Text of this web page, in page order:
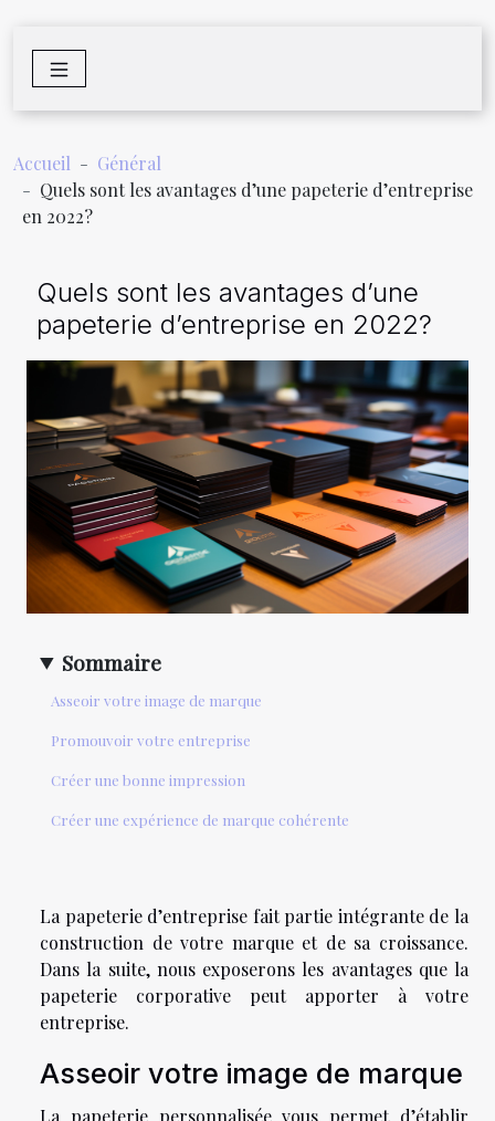
Accueil
Général
Quels sont les avantages d’une papeterie d’entreprise
en 2022?
Quels sont les avantages d’une
papeterie d’entreprise en 2022?
Sommaire
Asseoir votre image de marque
Promouvoir votre entreprise
Créer une bonne impression
Créer une expérience de marque cohérente
La papeterie d’entreprise fait partie intégrante de la
construction de votre marque et de sa croissance.
Dans la suite, nous exposerons les avantages que la
papeterie corporative peut apporter à votre
entreprise.
Asseoir votre image de marque
La papeterie personnalisée vous permet d’établir